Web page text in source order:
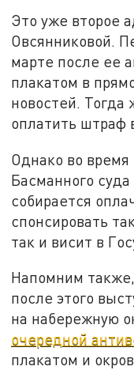
Это уже второе
Овсянниковой.
марте после ее
плакатом в
новостей. Тогда
оплатить штраф
Однако во время
Басманного
собирается
спонсировать
так и висит в
Напомним
после этого
на набережную
очередной
плакатом и